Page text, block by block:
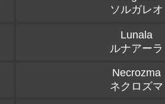
ソルガレオ
Lunala
ルナアーラ
Necrozma
ネクロズマ